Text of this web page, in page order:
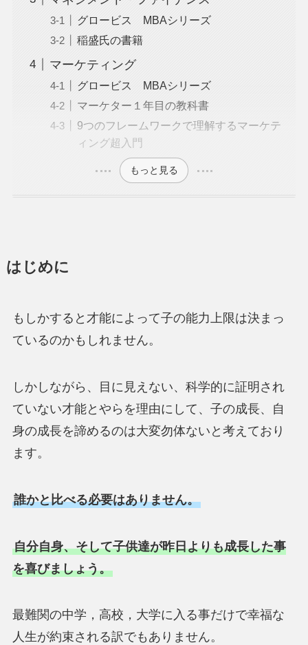
グロービス MBAシリーズ
稲盛氏の書籍
マーケティング
グロービス MBAシリーズ
マーケター１年目の教科書
9つのフレームワークで理解するマーケテ
ィング超入門
もっと見る
はじめに
もしかすると才能によって子の能力上限は決まっ
ているのかもしれません。
しかしながら、目に見えない、科学的に証明され
ていない才能とやらを理由にして、子の成長、自
身の成長を諦めるのは大変勿体ないと考えており
ます。
誰かと比べる必要はありません。
自分自身、そして子供達が昨日よりも成長した事
を喜びましょう。
最難関の中学，高校，大学に入る事だけで幸福な
人生が約束される訳でもありません。